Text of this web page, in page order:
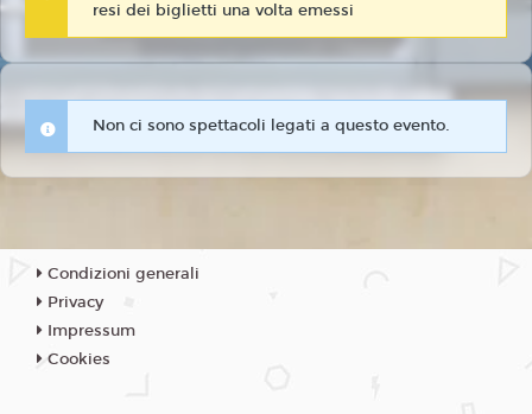
resi dei biglietti una volta emessi
Non ci sono spettacoli legati a questo evento.
Condizioni generali
Privacy
Impressum
Cookies